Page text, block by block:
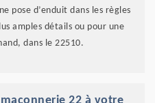
pose d’enduit dans les règles
amples détails ou pour une
dans le 22510.